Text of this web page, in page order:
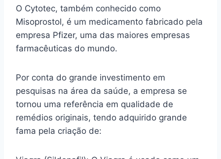
O Cytotec, também conhecido como
Misoprostol, é um medicamento fabricado pela
empresa Pfizer, uma das maiores empresas
farmacêuticas do mundo.
Por conta do grande investimento em
pesquisas na área da saúde, a empresa se
tornou uma referência em qualidade de
remédios originais, tendo adquirido grande
fama pela criação de: